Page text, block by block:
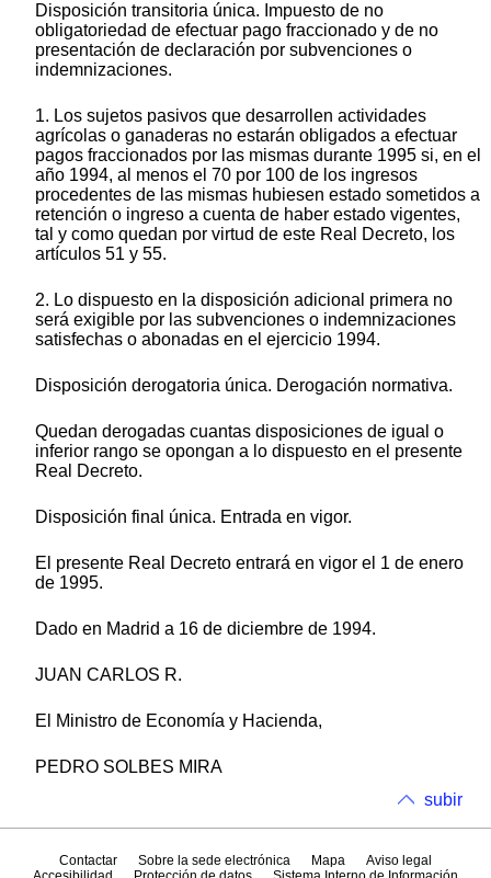
Disposición transitoria única. Impuesto de no
obligatoriedad de efectuar pago fraccionado y de no
presentación de declaración por subvenciones o
indemnizaciones.
1. Los sujetos pasivos que desarrollen actividades
agrícolas o ganaderas no estarán obligados a efectuar
pagos fraccionados por las mismas durante 1995 si, en el
año 1994, al menos el 70 por 100 de los ingresos
procedentes de las mismas hubiesen estado sometidos a
retención o ingreso a cuenta de haber estado vigentes,
tal y como quedan por virtud de este Real Decreto, los
artículos 51 y 55.
2. Lo dispuesto en la disposición adicional primera no
será exigible por las subvenciones o indemnizaciones
satisfechas o abonadas en el ejercicio 1994.
Disposición derogatoria única. Derogación normativa.
Quedan derogadas cuantas disposiciones de igual o
inferior rango se opongan a lo dispuesto en el presente
Real Decreto.
Disposición final única. Entrada en vigor.
El presente Real Decreto entrará en vigor el 1 de enero
de 1995.
Dado en Madrid a 16 de diciembre de 1994.
JUAN CARLOS R.
El Ministro de Economía y Hacienda,
PEDRO SOLBES MIRA
subir
Contactar Sobre la sede electrónica Mapa
Aviso legal